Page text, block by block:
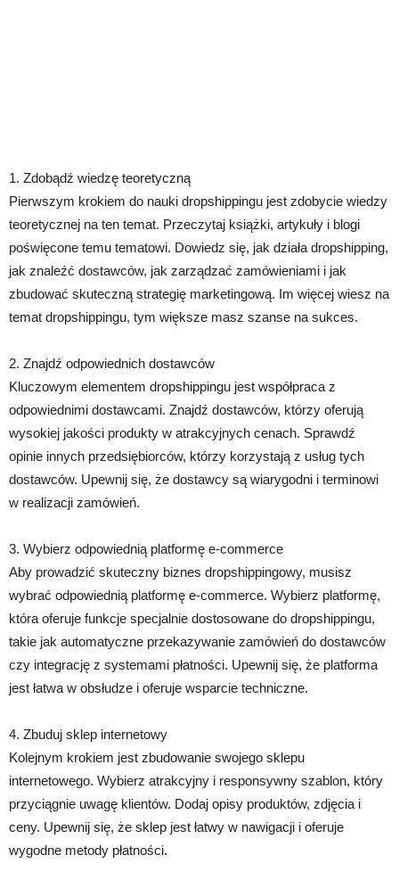
1. Zdobądź wiedzę teoretyczną
Pierwszym krokiem do nauki dropshippingu jest zdobycie wiedzy
teoretycznej na ten temat. Przeczytaj książki, artykuły i blogi
poświęcone temu tematowi. Dowiedz się, jak działa dropshipping,
jak znaleźć dostawców, jak zarządzać zamówieniami i jak
zbudować skuteczną strategię marketingową. Im więcej wiesz na
temat dropshippingu, tym większe masz szanse na sukces.
2. Znajdź odpowiednich dostawców
Kluczowym elementem dropshippingu jest współpraca z
odpowiednimi dostawcami. Znajdź dostawców, którzy oferują
wysokiej jakości produkty w atrakcyjnych cenach. Sprawdź
opinie innych przedsiębiorców, którzy korzystają z usług tych
dostawców. Upewnij się, że dostawcy są wiarygodni i terminowi
w realizacji zamówień.
3. Wybierz odpowiednią platformę e-commerce
Aby prowadzić skuteczny biznes dropshippingowy, musisz
wybrać odpowiednią platformę e-commerce. Wybierz platformę,
która oferuje funkcje specjalnie dostosowane do dropshippingu,
takie jak automatyczne przekazywanie zamówień do dostawców
czy integrację z systemami płatności. Upewnij się, że platforma
jest łatwa w obsłudze i oferuje wsparcie techniczne.
4. Zbuduj sklep internetowy
Kolejnym krokiem jest zbudowanie swojego sklepu
internetowego. Wybierz atrakcyjny i responsywny szablon, który
przyciągnie uwagę klientów. Dodaj opisy produktów, zdjęcia i
ceny. Upewnij się, że sklep jest łatwy w nawigacji i oferuje
wygodne metody płatności.